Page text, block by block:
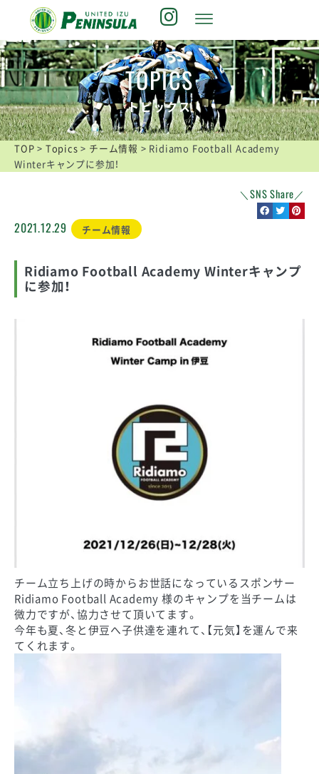
TOPICS
トピックス
TOP > Topics > チーム情報 > Ridiamo Football Academy
Winterキャンプに参加！
＼SNS Share／
2021.12.29 チーム情報
Ridiamo Football Academy Winterキャンプ
に参加！
チーム立ち上げの時からお世話になっているスポンサー
Ridiamo Football Academy 様のキャンプを当チームは
微力ですが、協力させて頂いてます。
今年も夏、冬と伊豆へ子供達を連れて、【元気】を運んで来
てくれます。